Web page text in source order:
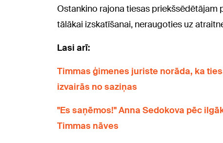
Ostankino rajona tiesas
tālākai izskatīšanai, neraugoties uz
Lasi arī:
Timmas ģimenes juriste norāda, ka
izvairās no saziņas
"Es saņēmos!" Anna Sedokova pēc
Timmas nāves